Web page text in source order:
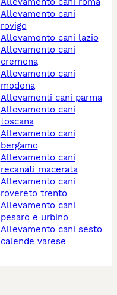
allevamento cani
rovigo
allevamento cani lazio
allevamento cani
cremona
allevamento cani
modena
allevamenti cani parma
allevamento cani
toscana
allevamento cani
bergamo
allevamento cani
recanati macerata
allevamento cani
rovereto trento
allevamento cani
pesaro e urbino
allevamento cani sesto
calende varese